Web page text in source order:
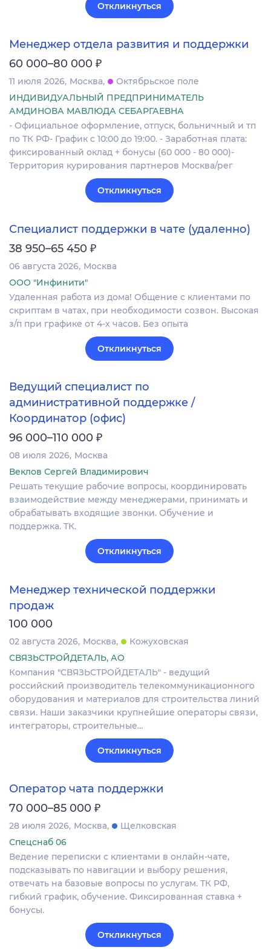
Откликнуться
Менеджер отдела развития и поддержки
60 000–80 000 ₽
11 июля 2026 Москва
Октябрьское поле
ИНДИВИДУАЛЬНЫЙ ПРЕДПРИНИМАТЕЛЬ
АМДИНОВА МАВЛЮДА СЕБАРГАЕВНА
- Официальное оформление, отпуск, больничный и тп
по ТК РФ- График с 10:00 до 19:00. - Заработная плата:
фиксированный оклад + бонусы (60 000 - 80 000)-
Территория курирования партнеров Москва/рег
Откликнуться
Специалист поддержки в чате (удаленно)
38 950–65 450 ₽
06 августа 2026 Москва
ООО "Инфинити"
Удаленная работа из дома! Общение с клиентами по
скриптам в чатах, при необходимости созвон. Высокая
з/п при графике от 4-х часов. Без опыта
Откликнуться
Ведущий специалист по
административной поддержке /
Координатор (офис)
96 000–110 000 ₽
08 июля 2026 Москва
Веклов Сергей Владимирович
Решать текущие рабочие вопросы, координировать
взаимодействие между менеджерами, принимать и
обрабатывать входящие звонки. Обучение и
поддержка. ТК.
Откликнуться
Менеджер технической поддержки
продаж
100 000
02 августа 2026 Москва
Кожуховская
СВЯЗЬСТРОЙДЕТАЛЬ, АО
Компания "СВЯЗЬСТРОЙДЕТАЛЬ" - ведущий
российский производитель телекоммуникационного
оборудования и материалов для строительства линий
связи. Наши заказчики крупнейшие операторы связи,
интеграторы, строительные…
Откликнуться
Оператор чата поддержки
70 000–85 000 ₽
28 июля 2026 Москва
Щелковская
Спецснаб 06
Ведение переписки с клиентами в онлайн-чате,
подсказывать по навигации и выбору решения,
отвечать на базовые вопросы по услугам. ТК РФ,
гибкий график, обучение. Фиксированная ставка +
бонусы.
Откликнуться